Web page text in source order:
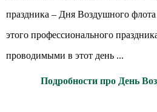
праздника – Дня Воздушного
этого профессионального
проводимыми в этот день ...
Подробности про День